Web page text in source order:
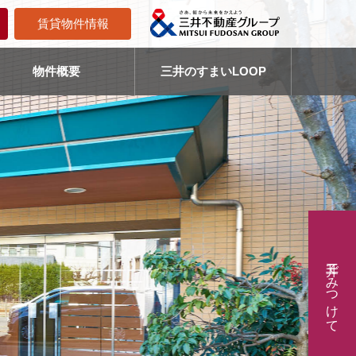
賃貸物件情報
物件概要 三井のすまいLOOP
三井でみつけて